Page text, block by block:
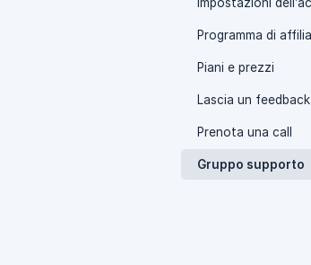
Piani e prezzi
Lascia un feedback
Prenota una call
Gruppo supporto